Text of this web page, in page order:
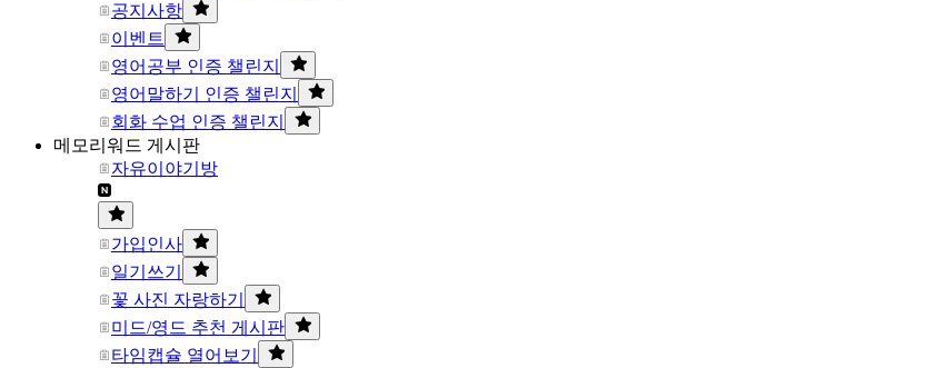
공지사항
이벤트
영어공부 인증 챌린지
영어말하기 인증 챌린지
회화 수업 인증 챌린지
메모리워드 게시판
자유이야기방
가입인사
일기쓰기
꽃 사진 자랑하기
미드/영드 추천 게시판
타임캡슐 열어보기